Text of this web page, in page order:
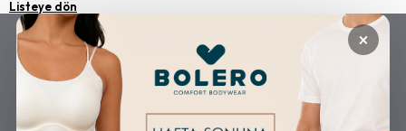
Listeye dön
ÜCRETSİZ KARGO GÜVENLİ ALIŞVERİŞ
×